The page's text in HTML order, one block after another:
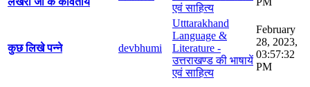
एवं साहित्य
कुछ लिखे पन्ने devbhumi
Utttarakhand
Language &
Literature -
उत्तराखण्ड की भाषायें
एवं साहित्य
February
28, 2023,
03:57:32
PM